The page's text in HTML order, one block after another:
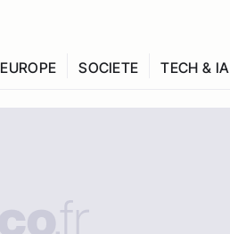
EUROPE SOCIETE TECH & IA